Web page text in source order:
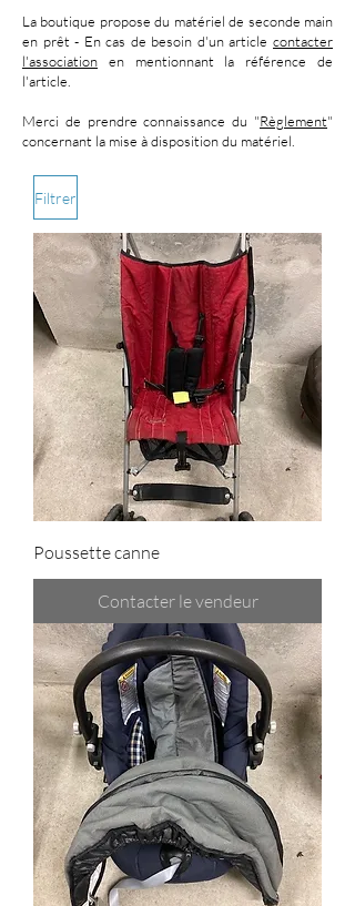
La boutique propose du matériel de seconde main
en prêt - En cas de besoin d'un article contacter
l'association en mentionnant la référence de
l'article.
Merci de prendre connaissance du "Règlement"
concernant la mise à disposition du matériel.
Filtrer
Poussette canne
Contacter le vendeur